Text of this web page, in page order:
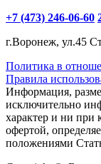
+7 (473) 246-06-60
г.Воронеж, ул.45
Политика в
Правила
Информация,
исключительно
характер и ни при
офертой,
положениями